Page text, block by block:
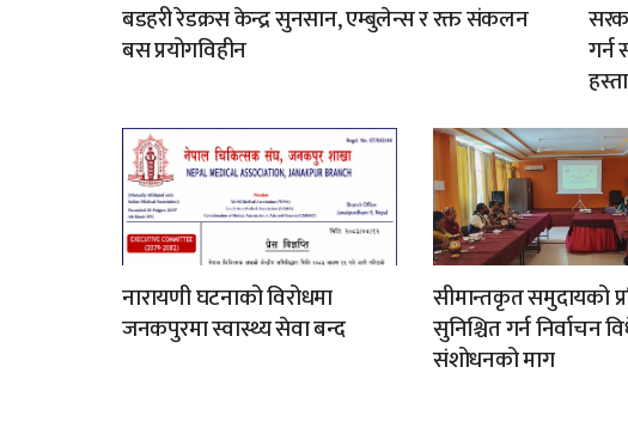
बडहरी रेडक्रस केन्द्र सुनसान, एम्बुलेन्स र रक्त संकलन
बस प्रयोगविहीन
गर्न
नारायणी घटनाको विरोधमा
जनकपुरमा स्वास्थ्य सेवा बन्द
सीमान्तकृत समुदायको
सुनिश्चित गर्न निर्वाचन
संशोधनको माग